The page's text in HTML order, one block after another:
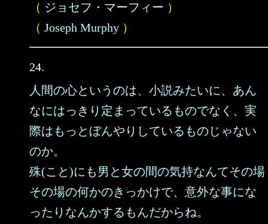
（ ジョセフ・マーフィー ）
（ Joseph Murphy ）
24.
人間の心というのは、小説みたいに、あん
なにはっきり定まっているものでなく、実
際はもっとぼんやりしているものじゃない
のか。
殊(こと)にも男と女の間の気持なんてその場
その場の何かのきっかけで、意外な事にな
ったりなんかするもんだからね。